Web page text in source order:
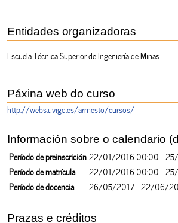
Entidades organizadoras
Escuela Técnica Superior de Ingeniería de Minas
Páxina web do curso
http://webs.uvigo.es/armesto/cursos/
Información sobre o calendario
Período de preinscrición 22/01/2016 00:00 -
Período de matrícula
22/01/2016 00:00 -
Período de docencia
26/05/2017 - 22/06/
Prazas e créditos